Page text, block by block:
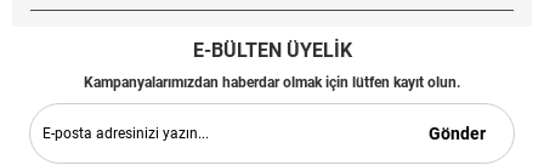
E-BÜLTEN ÜYELİK
Kampanyalarımızdan haberdar olmak için lütfen kayıt olun.
Gönder